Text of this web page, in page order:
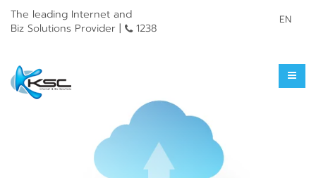
The leading Internet and
Biz Solutions Provider |
1238
EN